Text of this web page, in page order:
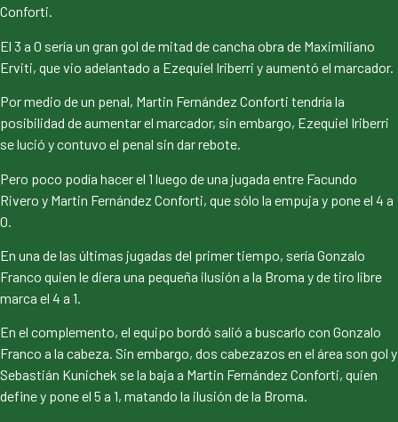
Conforti.
El 3 a 0 sería un gran gol de mitad de cancha obra de Maximiliano
Erviti, que vio adelantado a Ezequiel Iriberri y aumentó el marcador.
Por medio de un penal, Martin Fernández Conforti tendría la
posibilidad de aumentar el marcador, sin embargo, Ezequiel Iriberri
se lució y contuvo el penal sin dar rebote.
Pero poco podía hacer el 1 luego de una jugada entre Facundo
Rivero y Martin Fernández Conforti, que sólo la empuja y pone el 4 a
0.
En una de las últimas jugadas del primer tiempo, sería Gonzalo
Franco quien le diera una pequeña ilusión a la Broma y de tiro libre
marca el 4 a 1.
En el complemento, el equipo bordó salió a buscarlo con Gonzalo
Franco a la cabeza. Sin embargo, dos cabezazos en el área son gol y
Sebastián Kunichek se la baja a Martin Fernández Conforti, quien
define y pone el 5 a 1, matando la ilusión de la Broma.